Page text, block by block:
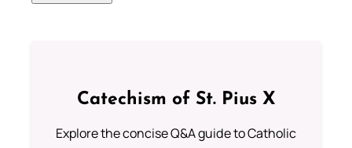
Catechism of St. Pius X
Explore the concise Q&A guide to Catholic